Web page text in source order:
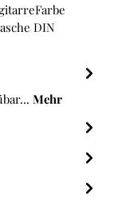
DIN
Mehr